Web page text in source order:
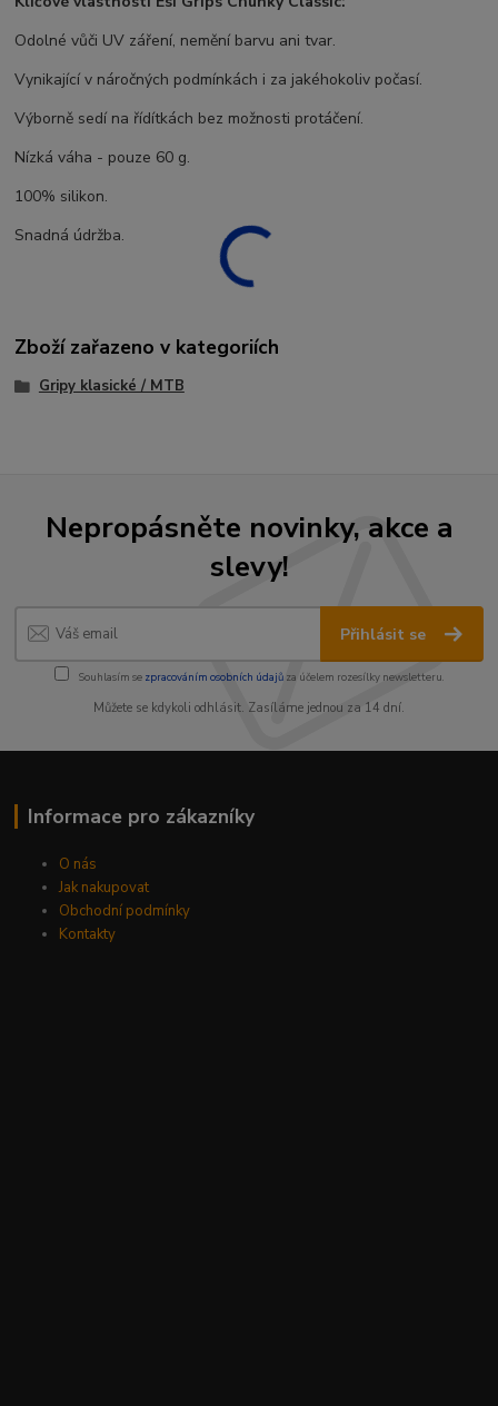
Odolné vůči UV záření, nemění barvu ani tvar.
Vynikající v náročných podmínkách i za jakéhokoliv počasí.
Výborně sedí na řídítkách bez možnosti protáčení.
Nízká váha - pouze 60 g.
100% silikon.
Snadná údržba.
Zboží zařazeno v kategoriích
Gripy klasické / MTB
Nepropásněte novinky, akce a
slevy!
Přihlásit se
Souhlasím se zpracováním osobních údajůza účelem rozesílky newsletteru.
Můžete se kdykoli odhlásit. Zasíláme jednou za 14 dní.
Informace pro zákazníky
O nás
Jak nakupovat
Obchodní podmínky
Kontakty